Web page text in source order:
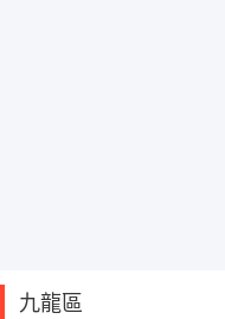
九龍區